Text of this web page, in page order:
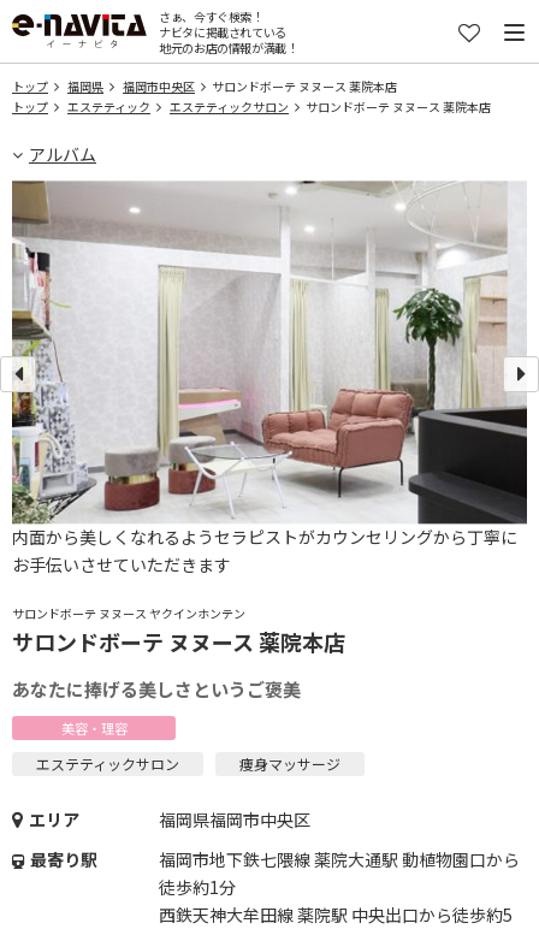
さぁ、今すぐ検索！
ナビタに掲載されている
地元のお店の情報が満載！
トップ 福岡県 福岡市中央区
サロンドボーテ ヌヌース 薬院本店
トップ
エステティック エステティックサロン サロンドボーテ ヌヌース 薬院本店
アルバム
サロンドボーテ ヌヌース ヤクインホンテン
サロンドボーテ ヌヌース 薬院本店
あなたに捧げる美しさというご褒美
美容・理容
エステティックサロン 痩身マッサージ
エリア
福岡県福岡市中央区
最寄り駅
福岡市地下鉄七隈線 薬院大通駅 動植物園口から
徒歩約1分
西鉄天神大牟田線 薬院駅 中央出口から徒歩約5
内面から美しくなれるようセラピストがカウンセリングから丁寧に
お手伝いさせていただきます